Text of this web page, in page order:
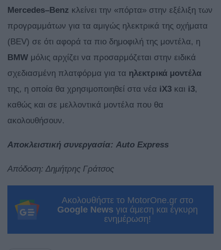
Mercedes– Benz κλείνει την «πόρτα» στην εξέλιξη των
προγραμμάτων για τα αμιγώς ηλεκτρικά της οχήματα
(BEV) σε ότι αφορά τα πιο δημοφιλή της μοντέλα, η
BMW μόλις αρχίζει να προσαρμόζεται στην ειδικά
σχεδιασμένη πλατφόρμα για τα ηλεκτρικά μοντέλα
της, η οποία θα χρησιμοποιηθεί στα νέα iX3 και i3,
καθώς και σε μελλοντικά μοντέλα που θα
ακολουθήσουν.
Αποκλειστική συνεργασία: Auto Express
Απόδοση: Δημήτρης Γράτσος
Ακολουθήστε το MotorOne.gr στο
Google News για άμεση και έγκυρη
ενημέρωση!